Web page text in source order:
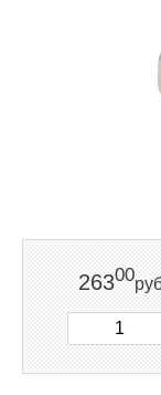
26300